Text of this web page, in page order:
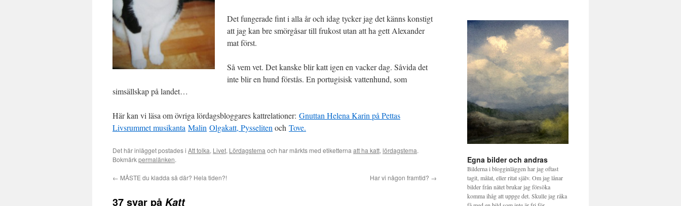
Det fungerade fint i alla år och idag tycker jag det känns konstigt
att jag kan bre smörgåsar till frukost utan att ha gett Alexander
mat först.
Så vem vet. Det kanske blir katt igen en vacker dag. Såvida det
inte blir en hund förstås. En portugisisk vattenhund, som
simsällskap på landet…
Här kan vi läsa om övriga lördagsbloggares kattrelationer: Gnuttan Helena Karin på Pettas
Livsrummetmusikanta Malin Olgakatt, Pysseliten och Tove.
Det här inlägget postades i Att tolka, Livet, Lördagstema och har märkts med etiketterna att ha katt, lördagstema.
Bokmärkpermalänken.
← MÅSTE du kladda så där? Hela tiden?! Har vi någon framtid? →
37 svar på Katt
Egna bilder och andras
Bilderna i blogginläggen har jag oftast
tagit, målat, eller ritat själv. Om jag lånar
bilder från nätet brukar jag försöka
komma ihåg att uppge det. Skulle jag råka